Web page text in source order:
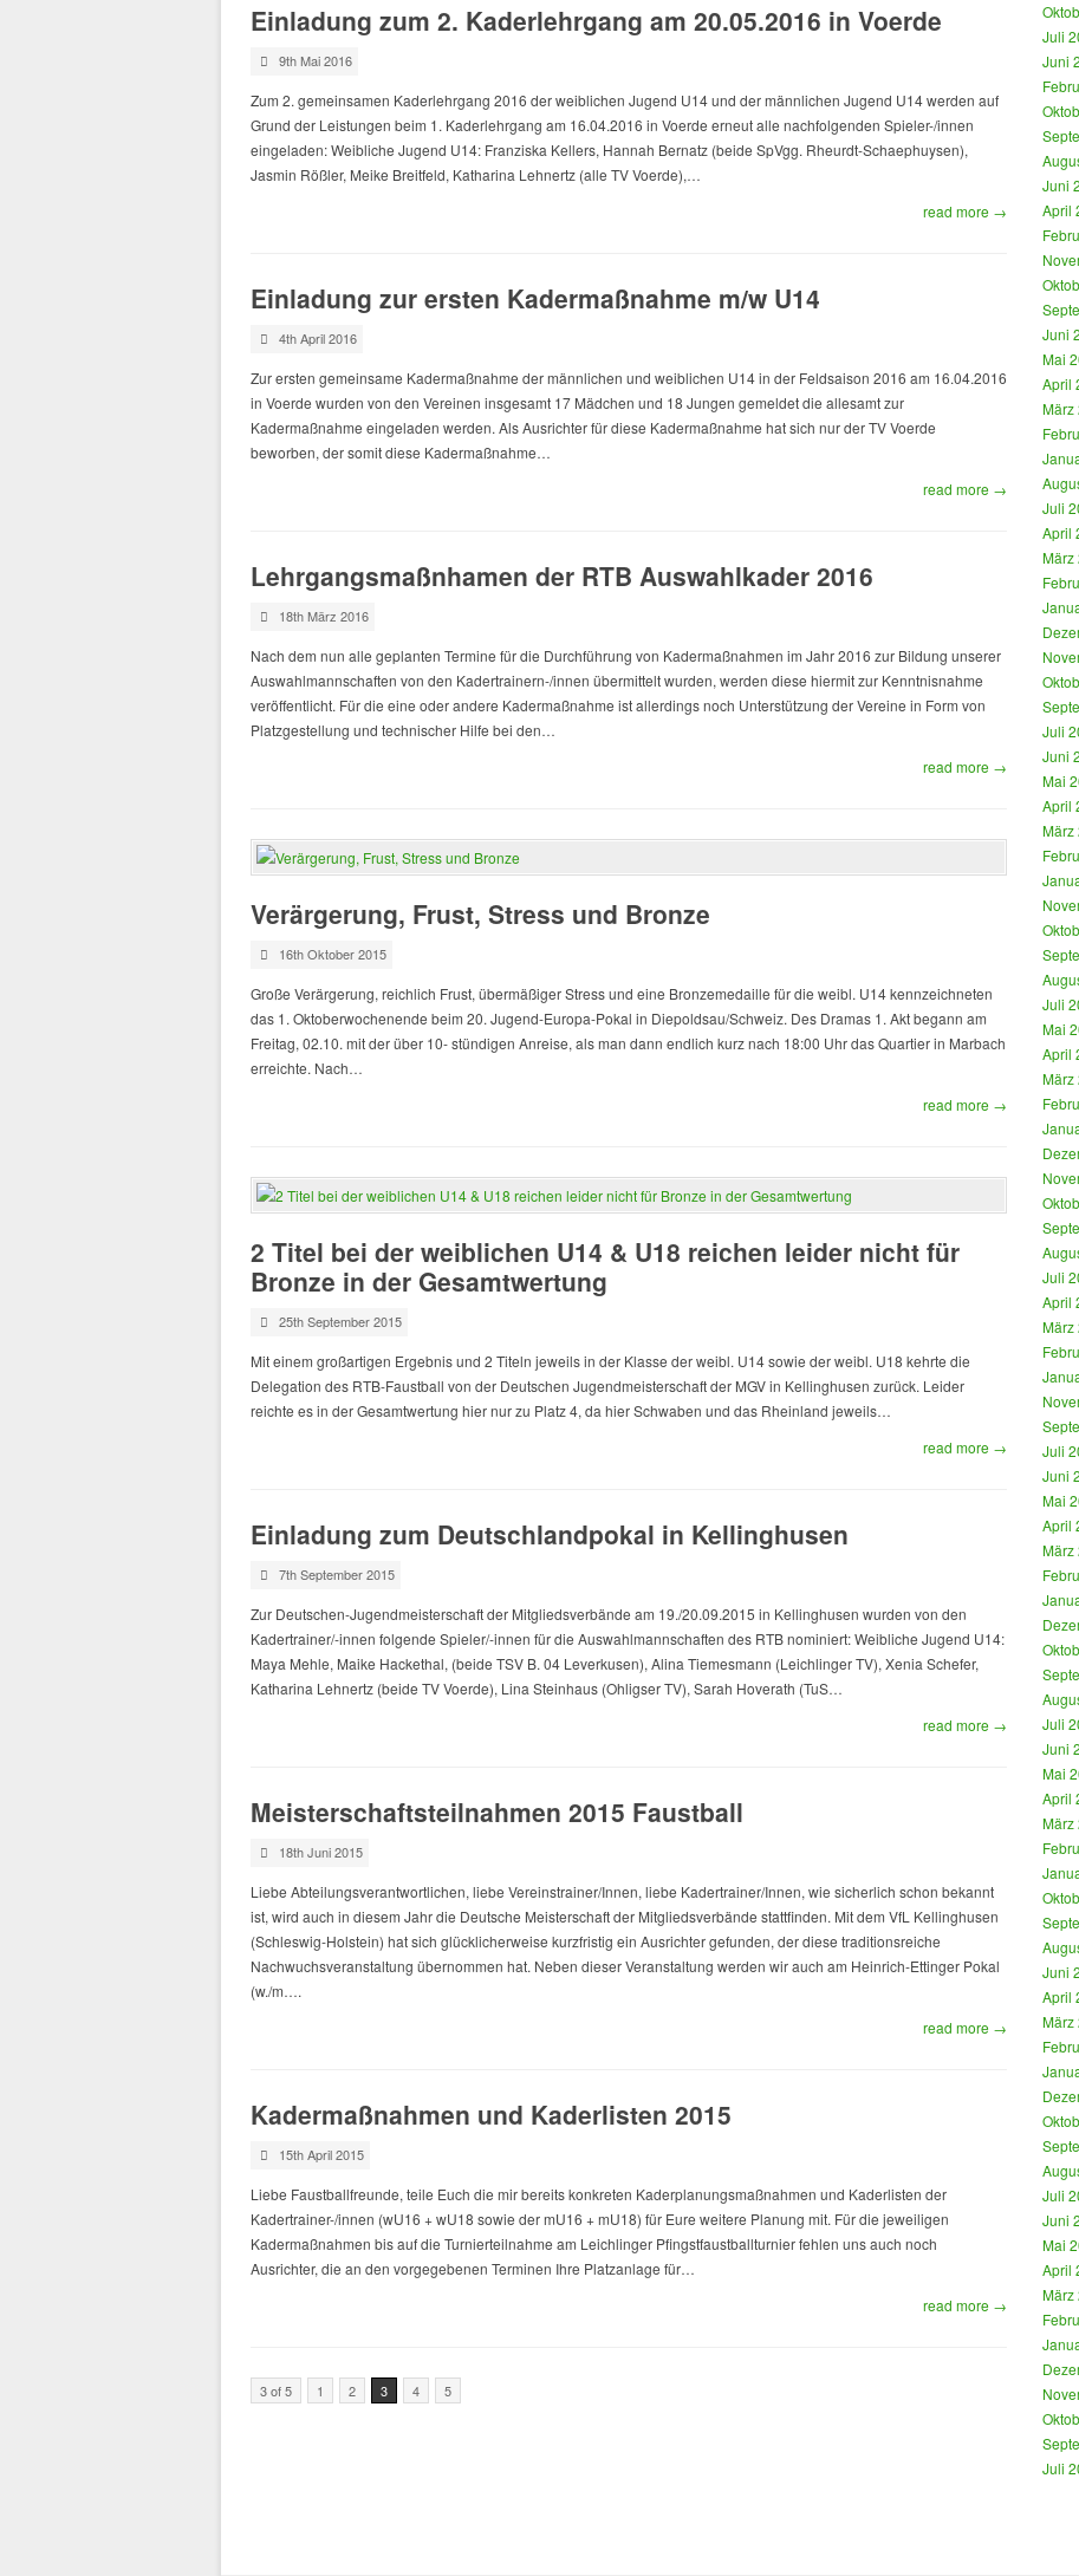
Einladung zum 2. Kaderlehrgang am 20.05.2016 in Voerde
9th Mai 2016
Zum 2. gemeinsamen Kaderlehrgang 2016 der weiblichen Jugend U14 und der männlichen Jugend U14 werden auf
Grund der Leistungen beim 1. Kaderlehrgang am 16.04.2016 in Voerde erneut alle nachfolgenden Spieler-/innen
eingeladen: Weibliche Jugend U14: Franziska Kellers, Hannah Bernatz (beide SpVgg. Rheurdt-Schaephuysen),
Jasmin Rößler, Meike Breitfeld, Katharina Lehnertz (alle TV Voerde),…
read more →
Einladung zur ersten Kadermaßnahme m/w U14
4th April 2016
Zur ersten gemeinsame Kadermaßnahme der männlichen und weiblichen U14 in der Feldsaison 2016 am 16.04.2016
in Voerde wurden von den Vereinen insgesamt 17 Mädchen und 18 Jungen gemeldet die allesamt zur
Kadermaßnahme eingeladen werden. Als Ausrichter für diese Kadermaßnahme hat sich nur der TV Voerde
beworben, der somit diese Kadermaßnahme…
read more →
Lehrgangsmaßnhamen der RTB Auswahlkader 2016
18th März 2016
Nach dem nun alle geplanten Termine für die Durchführung von Kadermaßnahmen im Jahr 2016 zur Bildung unserer
Auswahlmannschaften von den Kadertrainern-/innen übermittelt wurden, werden diese hiermit zur Kenntnisnahme
veröffentlicht. Für die eine oder andere Kadermaßnahme ist allerdings noch Unterstützung der Vereine in Form von
Platzgestellung und technischer Hilfe bei den…
read more →
Verärgerung, Frust, Stress und Bronze
16th Oktober 2015
Große Verärgerung, reichlich Frust, übermäßiger Stress und eine Bronzemedaille für die weibl. U14 kennzeichneten
das 1. Oktoberwochenende beim 20. Jugend-Europa-Pokal in Diepoldsau/Schweiz. Des Dramas 1. Akt begann am
Freitag, 02.10. mit der über 10- stündigen Anreise, als man dann endlich kurz nach 18:00 Uhr das Quartier in Marbach
erreichte. Nach…
read more →
2 Titel bei der weiblichen U14 & U18 reichen leider nicht für
Bronze in der Gesamtwertung
25th September 2015
Mit einem großartigen Ergebnis und 2 Titeln jeweils in der Klasse der weibl. U14 sowie der weibl. U18 kehrte die
Delegation des RTB-Faustball von der Deutschen Jugendmeisterschaft der MGV in Kellinghusen zurück. Leider
reichte es in der Gesamtwertung hier nur zu Platz 4, da hier Schwaben und das Rheinland jeweils…
read more →
Einladung zum Deutschlandpokal in Kellinghusen
7th September 2015
Zur Deutschen-Jugendmeisterschaft der Mitgliedsverbände am 19./20.09.2015 in Kellinghusen wurden von den
Kadertrainer/-innen folgende Spieler/-innen für die Auswahlmannschaften des RTB nominiert: Weibliche Jugend U14:
Maya Mehle, Maike Hackethal, (beide TSV B. 04 Leverkusen), Alina Tiemesmann (Leichlinger TV), Xenia Schefer,
Katharina Lehnertz (beide TV Voerde), Lina Steinhaus (Ohligser TV), Sarah Hoverath (TuS…
read more →
Meisterschaftsteilnahmen 2015 Faustball
18th Juni 2015
Liebe Abteilungsverantwortlichen, liebe Vereinstrainer/Innen, liebe Kadertrainer/Innen, wie sicherlich schon bekannt
ist, wird auch in diesem Jahr die Deutsche Meisterschaft der Mitgliedsverbände stattfinden. Mit dem VfL Kellinghusen
(Schleswig-Holstein) hat sich glücklicherweise kurzfristig ein Ausrichter gefunden, der diese traditionsreiche
Nachwuchsveranstaltung übernommen hat. Neben dieser Veranstaltung werden wir auch am Heinrich-Ettinger Pokal
(w./m….
read more →
Kadermaßnahmen und Kaderlisten 2015
15th April 2015
Liebe Faustballfreunde, teile Euch die mir bereits konkreten Kaderplanungsmaßnahmen und Kaderlisten der
Kadertrainer-/innen (wU16 + wU18 sowie der mU16 + mU18) für Eure weitere Planung mit. Für die jeweiligen
Kadermaßnahmen bis auf die Turnierteilnahme am Leichlinger Pfingstfaustballturnier fehlen uns auch noch
Ausrichter, die an den vorgegebenen Terminen Ihre Platzanlage für…
read more →
3 of 5 1 2 3 4 5
Juli
Juni
Juni
April
Juni
Mai
April
März
Juli
April
März
Juli
Juni
Mai
April
März
Juli
Mai
April
März
Juli
April
März
Juli
Juni
Mai
April
März
Juli
Juni
Mai
April
März
Juni
April
März
Juli
Juni
Mai
April
März
Juli